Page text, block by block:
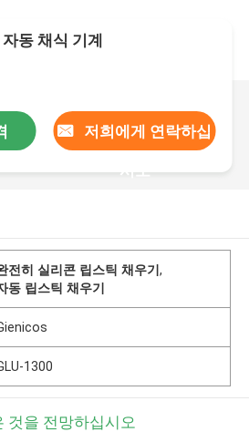
동 채식 기계
저희에게 연락하십
시오
전히 실리콘 립스틱 채우기,
동 립스틱 채우기
1300
것을 전망하십시오